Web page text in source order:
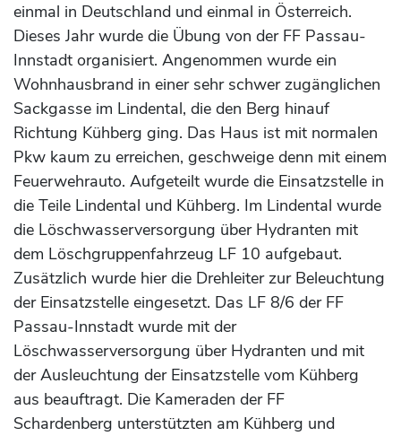
einmal in Deutschland und einmal in Österreich.
Dieses Jahr wurde die Übung von der FF Passau-
Innstadt organisiert. Angenommen wurde ein
Wohnhausbrand in einer sehr schwer zugänglichen
Sackgasse im Lindental, die den Berg hinauf
Richtung Kühberg ging. Das Haus ist mit normalen
Pkw kaum zu erreichen, geschweige denn mit einem
Feuerwehrauto. Aufgeteilt wurde die Einsatzstelle in
die Teile Lindental und Kühberg. Im Lindental wurde
die Löschwasserversorgung über Hydranten mit
dem Löschgruppenfahrzeug LF 10 aufgebaut.
Zusätzlich wurde hier die Drehleiter zur Beleuchtung
der Einsatzstelle eingesetzt. Das LF 8/6 der FF
Passau-Innstadt wurde mit der
Löschwasserversorgung über Hydranten und mit
der Ausleuchtung der Einsatzstelle vom Kühberg
aus beauftragt. Die Kameraden der FF
Schardenberg unterstützten am Kühberg und